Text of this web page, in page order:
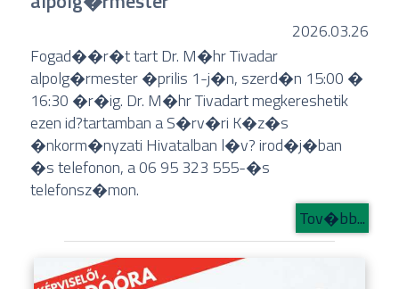
2026.03.26
Fogad��r�t tart Dr. M�hr Tivadar
alpolg�rmester �prilis 1-j�n, szerd�n 15:00 �
16:30 �r�ig. Dr. M�hr Tivadart megkereshetik
ezen id?tartamban a S�rv�ri K�z�s
�nkorm�nyzati Hivatalban l�v? irod�j�ban
�s telefonon, a 06 95 323 555-�s
telefonsz�mon.
Tov�bb...